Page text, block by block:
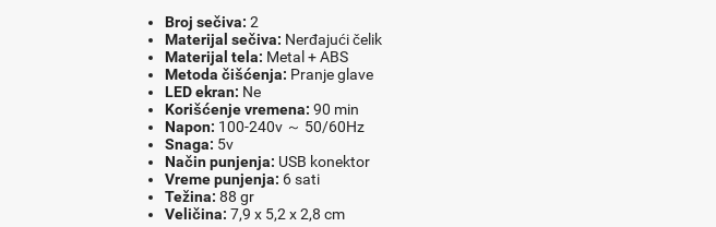
Broj sečiva: 2
Materijal sečiva: Nerđajući čelik
Materijal tela: Metal + ABS
Metoda čišćenja: Pranje glave
LED ekran: Ne
Korišćenje vremena: 90 min
Napon: 100-240v ～ 50/60Hz
Snaga: 5v
Način punjenja: USB konektor
Vreme punjenja: 6 sati
Težina: 88 gr
Veličina: 7,9 x 5,2 x 2,8 cm